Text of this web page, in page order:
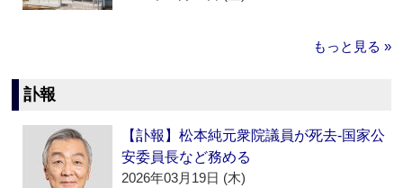
もっと見る »
訃報
【訃報】松本純元衆院議員が死去‐国家公
安委員長など務める
2026年03月19日 (木)